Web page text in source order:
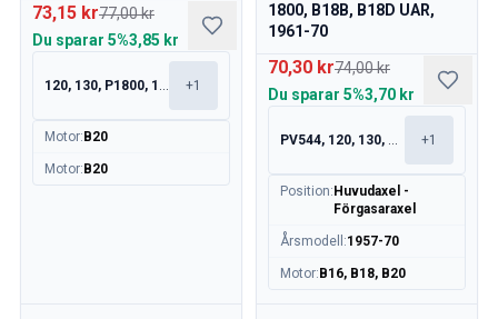
73,15 kr77,00 kr
Du sparar 5%3,85 kr
120, 130, P1800, 140 +1
Motor: B20
Motor: B20
1800, B18B, B18D UAR,
1961-70
70,30 kr74,00 kr
Du sparar 5%3,70 kr
PV544, 120, 130, 220 +1
Position: Huvudaxel -
Förgasaraxel
Årsmodell :1957-70
Motor: B16, B18, B20